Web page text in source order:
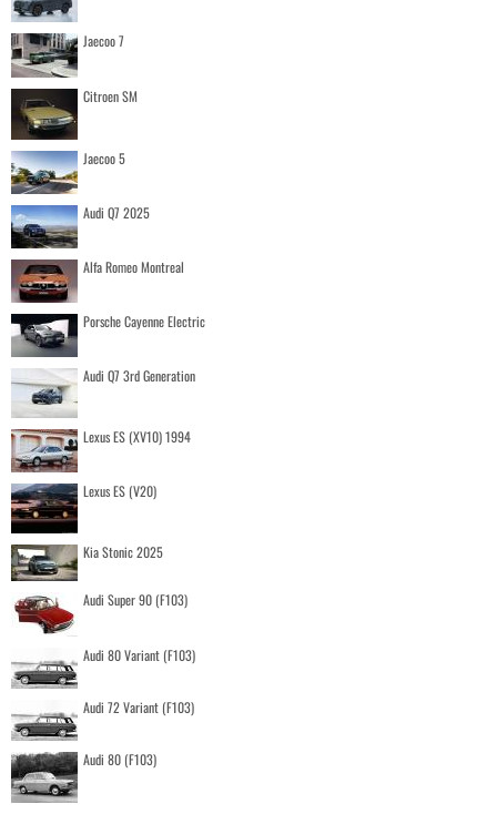
Jaecoo 7
Citroen SM
Jaecoo 5
Audi Q7 2025
Alfa Romeo Montreal
Porsche Cayenne Electric
Audi Q7 3rd Generation
Lexus ES (XV10) 1994
Lexus ES (V20)
Kia Stonic 2025
Audi Super 90 (F103)
Audi 80 Variant (F103)
Audi 72 Variant (F103)
Audi 80 (F103)